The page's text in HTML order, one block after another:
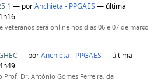
— porAnchieta - PPGAES — última
veteranos será online nos dias 06 e 07 de março
— porAnchieta - PPGAES — última
Prof. Dr. António Gomes Ferreira, da